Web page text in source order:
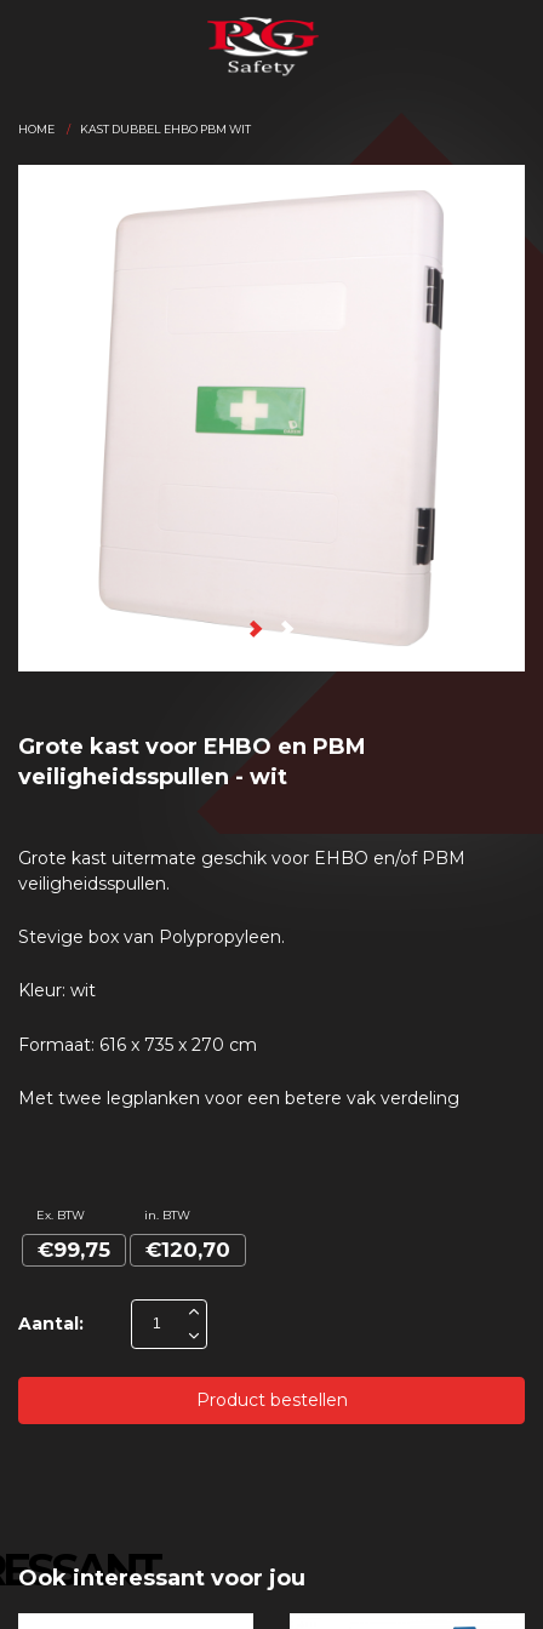
HOME KAST DUBBEL EHBO PBM WIT
Grote kast voor EHBO en PBM
veiligheidsspullen - wit
Grote kast uitermate geschik voor EHBO en/of PBM
veiligheidsspullen.
Stevige box van Polypropyleen.
Kleur: wit
Formaat: 616 x 735 x 270 cm
Met twee legplanken voor een betere vak verdeling
Aantal:
Ex. BTW in. BTW
€99,75 €120,70
Product bestellen
Ook interessant voor jou